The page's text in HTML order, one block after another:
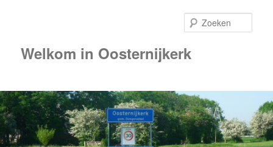
Welkom in Oosternijkerk